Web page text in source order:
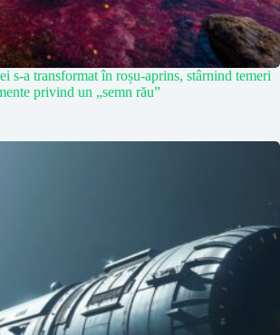
s-a transformat în roșu-aprins, stârnind temeri
privind un „semn rău”